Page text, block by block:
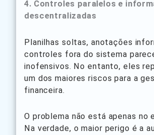
4. Controles paralelos e
descentralizadas
Planilhas soltas, anotações
controles fora do sistema
inofensivos. No entanto, eles
um dos maiores riscos para a
financeira.
O problema não está apenas no
Na verdade, o maior perigo é a